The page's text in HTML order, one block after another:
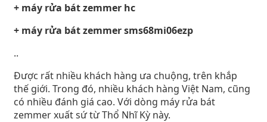
+ máy rửa bát zemmer hc
+ máy rửa bát zemmer sms68mi06ezp
..
Được rất nhiều khách hàng ưa chuộng, trên khắp
thế giới. Trong đó, nhiều khách hàng Việt Nam, cũng
có nhiều đánh giá cao. Với dòng máy rửa bát
zemmer xuất sứ từ Thổ Nhĩ Kỳ này.